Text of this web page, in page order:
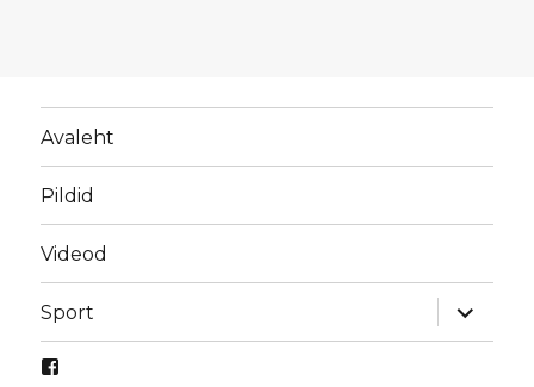
Avaleht
Pildid
Videod
Sport
laienda